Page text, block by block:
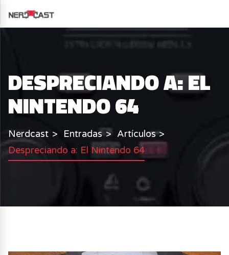
DESPRECIANDO A: EL
NINTENDO 64
Nerdcast Entradas
Artículos
Despreciando a: El Nintendo 64